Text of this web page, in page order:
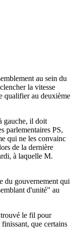
au sein du
la vitesse
qualifier au deuxième
gauche, il doit
parlementaires PS,
qui ne les convainc
de la dernière
à laquelle M.
du gouvernement qui
d'unité" au
le fil pour
que certains